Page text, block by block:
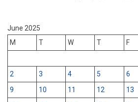
June 2025
M
T W T F
2
3 4 5 6
9
10 11 12 13